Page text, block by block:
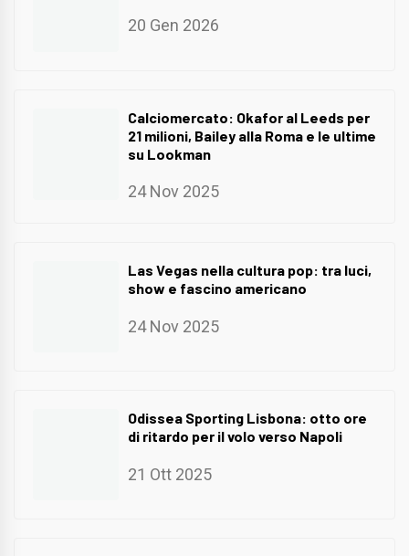
20 Gen 2026
Calciomercato: Okafor al Leeds per
21 milioni, Bailey alla Roma e le ultime
su Lookman
24 Nov 2025
Las Vegas nella cultura pop: tra luci,
show e fascino americano
24 Nov 2025
Odissea Sporting Lisbona: otto ore
di ritardo per il volo verso Napoli
21 Ott 2025